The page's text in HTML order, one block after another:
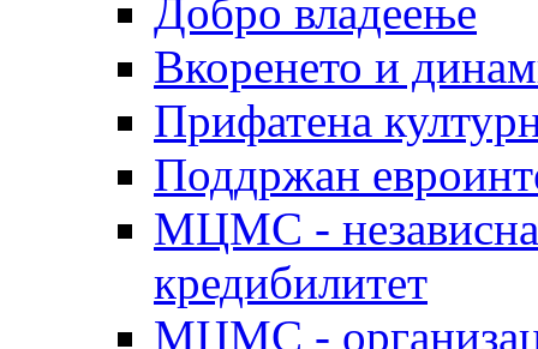
Добро владеење
Вкоренето и
Прифатена
Поддржан
МЦМС - независна
кредибилитет
МЦМС -